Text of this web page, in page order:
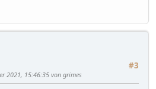
#3
2021, 15:46:35 von grimes